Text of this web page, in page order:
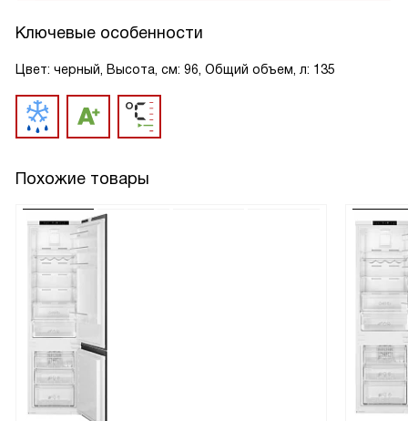
Ключевые особенности
Цвет: черный, Высота, см: 96, Общий объем, л: 135
Похожие товары